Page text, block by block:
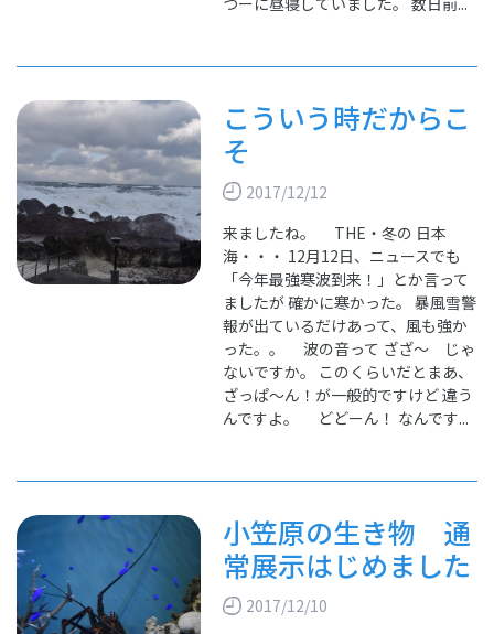
こういう時だからこ
そ
2017/12/12
来ましたね。 THE・冬の 日本
海・・・ 12月12日、ニュースでも
「今年最強寒波到来！」とか言って
ましたが 確かに寒かった。 暴風雪警
報が出ているだけあって、風も強か
った。。 波の音って ざざ～ じゃ
ないですか。 このくらいだとまあ、
ざっぱ～ん！が一般的ですけど 違う
んですよ。 どどーん！ なんです...
小笠原の生き物 通
常展示はじめました
2017/12/10